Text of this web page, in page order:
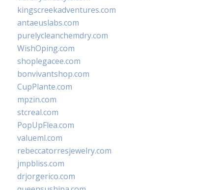
kingscreekadventures.com
antaeuslabs.com
purelycleanchemdry.com
WishOping.com
shoplegacee.com
bonvivantshop.com
CupPlante.com
mpzin.com
stcreal.com
PopUpFlea.com
valueml.com
rebeccatorresjewelry.com
jmpbliss.com
drjorgerico.com